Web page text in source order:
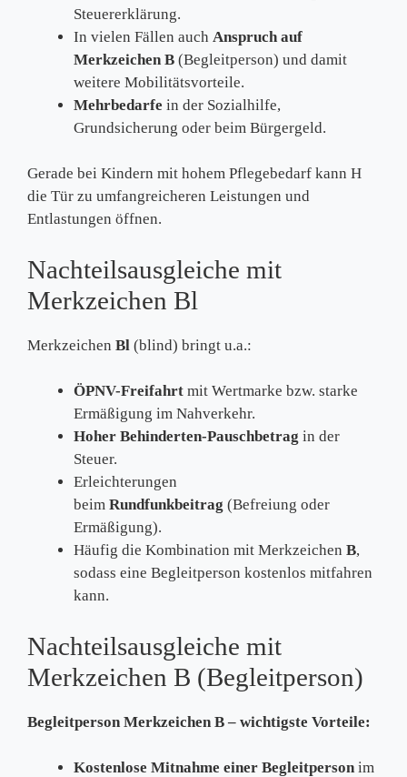
Steuererklärung.
In vielen Fällen auch Anspruch auf
Merkzeichen B (Begleitperson) und damit
weitere Mobilitätsvorteile.
Mehrbedarfe in der Sozialhilfe,
Grundsicherung oder beim Bürgergeld.
Gerade bei Kindern mit hohem Pflegebedarf kann H
die Tür zu umfangreicheren Leistungen und
Entlastungen öffnen.
Nachteilsausgleiche mit
Merkzeichen Bl
Merkzeichen Bl (blind) bringt u.a.:
ÖPNV-Freifahrt mit Wertmarke bzw. starke
Ermäßigung im Nahverkehr.
Hoher Behinderten-Pauschbetrag in der
Steuer.
Erleichterungen
beim Rundfunkbeitrag (Befreiung oder
Ermäßigung).
Häufig die Kombination mit Merkzeichen B,
sodass eine Begleitperson kostenlos mitfahren
kann.
Nachteilsausgleiche mit
Merkzeichen B (Begleitperson)
Begleitperson Merkzeichen B – wichtigste Vorteile:
Kostenlose Mitnahme einer Begleitpersonim